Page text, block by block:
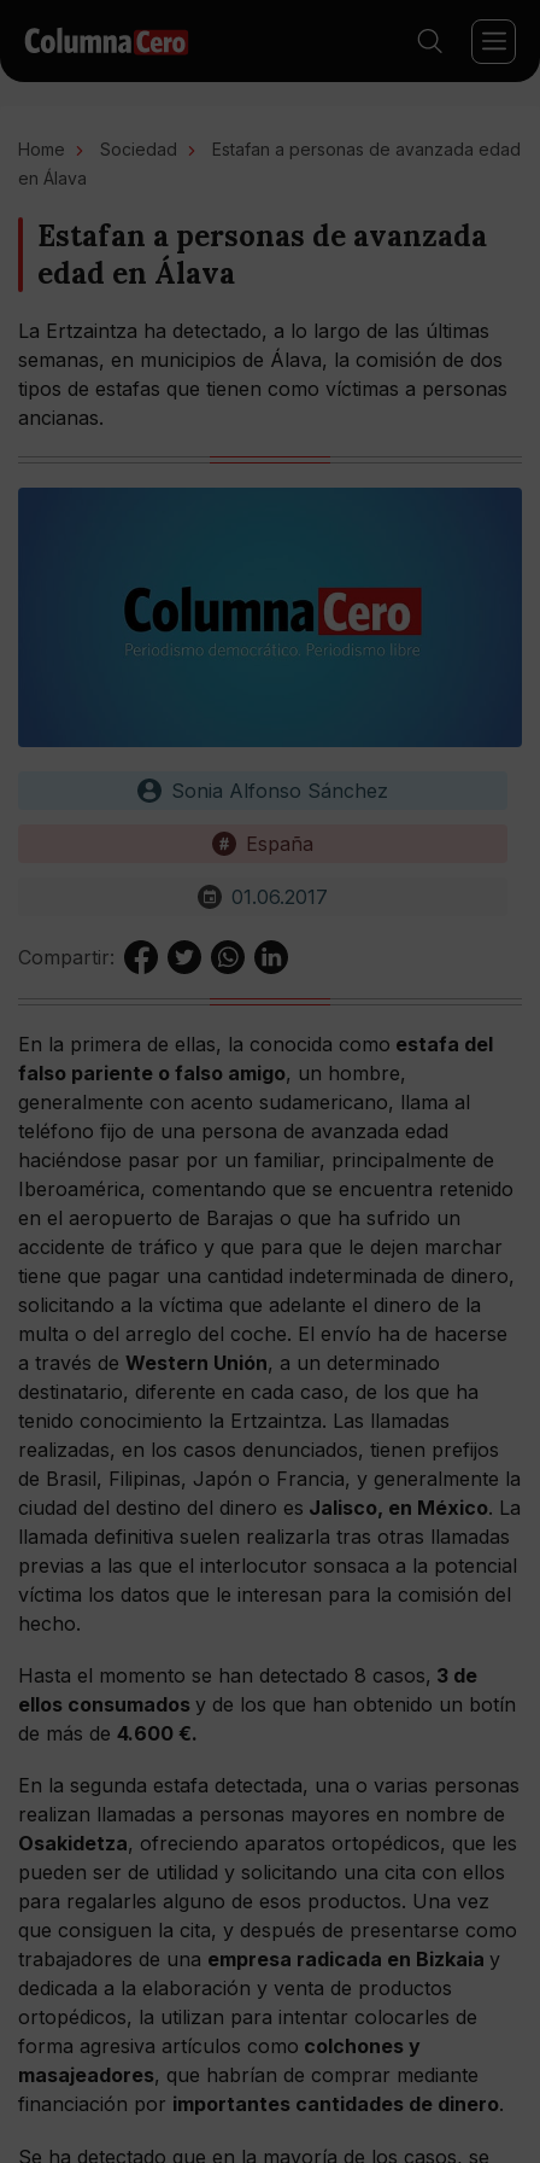
Home Sociedad
Estafan a personas de avanzada edad
en Álava
Estafan a personas de avanzada
edad en Álava
La Ertzaintza ha detectado, a lo largo de las últimas
semanas, en municipios de Álava, la comisión de dos
tipos de estafas que tienen como víctimas a personas
ancianas.
Sonia Alfonso Sánchez
España
01.06.2017
Compartir:
En la primera de ellas, la conocida como estafa del
falso pariente o falso amigo, un hombre,
generalmente con acento sudamericano, llama al
teléfono fijo de una persona de avanzada edad
haciéndose pasar por un familiar, principalmente de
Iberoamérica, comentando que se encuentra retenido
en el aeropuerto de Barajas o que ha sufrido un
accidente de tráfico y que para que le dejen marchar
tiene que pagar una cantidad indeterminada de dinero,
solicitando a la víctima que adelante el dinero de la
multa o del arreglo del coche. El envío ha de hacerse
a través de Western Unión, a un determinado
destinatario, diferente en cada caso, de los que ha
tenido conocimiento la Ertzaintza. Las llamadas
realizadas, en los casos denunciados, tienen prefijos
de Brasil, Filipinas, Japón o Francia, y generalmente la
ciudad del destino del dinero es Jalisco, en México. La
llamada definitiva suelen realizarla tras otras llamadas
previas a las que el interlocutor sonsaca a la potencial
víctima los datos que le interesan para la comisión del
hecho.
Hasta el momento se han detectado 8 casos, 3 de
ellos consumados y de los que han obtenido un botín
de más de 4.600 €.
En la segunda estafa detectada, una o varias personas
realizan llamadas a personas mayores en nombre de
Osakidetza, ofreciendo aparatos ortopédicos, que les
pueden ser de utilidad y solicitando una cita con ellos
para regalarles alguno de esos productos. Una vez
que consiguen la cita, y después de presentarse como
trabajadores de una empresa radicada en Bizkaia y
dedicada a la elaboración y venta de productos
ortopédicos, la utilizan para intentar colocarles de
forma agresiva artículos como colchones y
masajeadores, que habrían de comprar mediante
financiación por importantes cantidades de dinero.
Se ha detectado que en la mayoría de los casos, se